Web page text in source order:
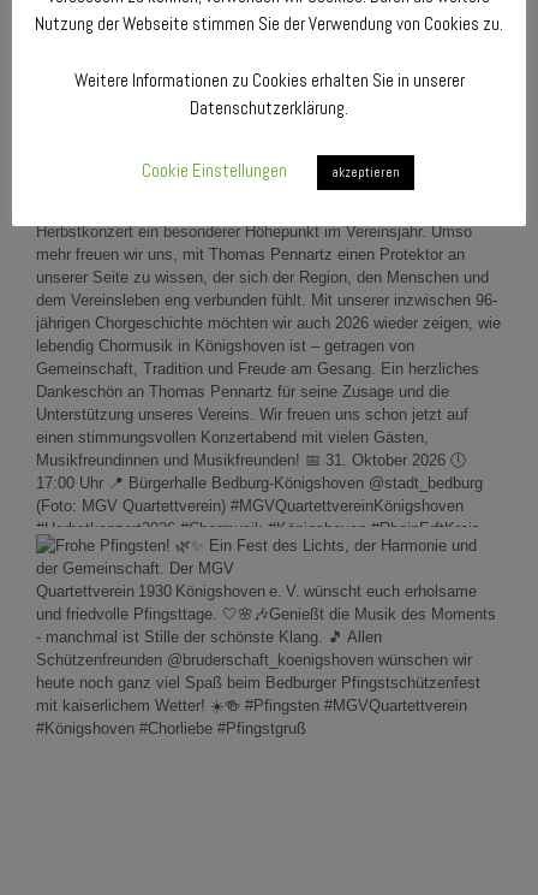
Nutzung der Webseite stimmen Sie der Verwendung von Cookies zu.
Weitere Informationen zu Cookies erhalten Sie in unserer
Datenschutzerklärung.
Cookie Einstellungen akzeptieren